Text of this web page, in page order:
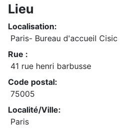
Lieu
Localisation:
Paris- Bureau d'accueil Cisic
Rue :
41 rue henri barbusse
Code postal:
75005
Localité/Ville:
Paris